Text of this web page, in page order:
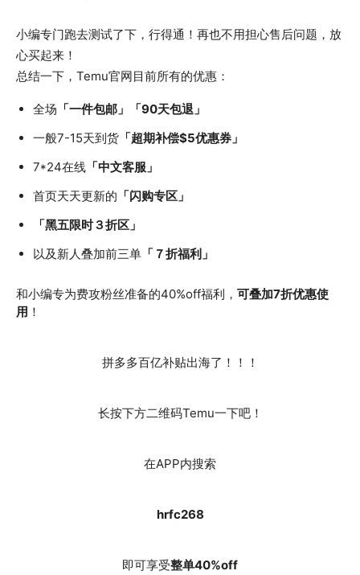
小编专门跑去测试了下，行得通！再也不用担心售后问题，放
心买起来！
总结一下，Temu官网目前所有的优惠：
全场 「一件包邮」「90天包退」
一般7-15天到货 「超期补偿$5优惠券」
7*24在线 「中文客服」
首页天天更新的 「闪购专区」
「黑五限时３折区」
以及新人叠加前三单 「７折福利」
和小编专为费攻粉丝准备的40%off福利， 可叠加7折优惠使
用 ！
拼多多百亿补贴出海了！！！
长按下方二维码Temu一下吧！
在APP内搜索
hrfc268
即可享受整单40%off